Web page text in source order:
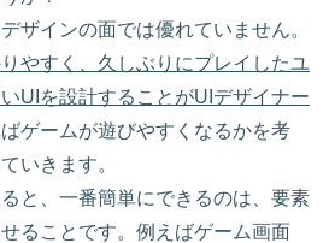
ザインの面では優れていません。
やすく、久しぶりにプレイしたユ
UIを設計することがUIデザイナー
ゲームが遊びやすくなるかを考
いきます。
と、一番簡単にできるのは、要素
ることです。例えばゲーム画面